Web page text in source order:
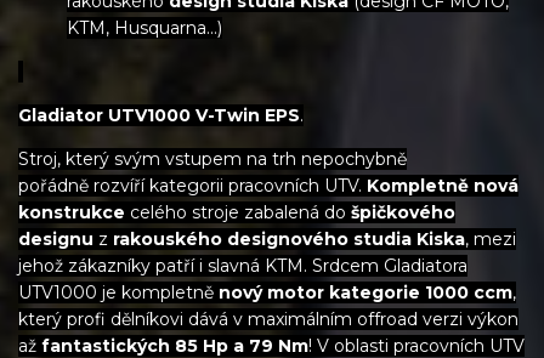
KTM, Husquarna...)
Gladiator UTV1000 V-Twin EPS.
Stroj, který svým vstupem na trh nepochybně
pořádně rozvíří kategorii pracovních UTV. Kompletně nová
konstrukce celého stroje zabalená do špičkového
designu z rakouského designového studia Kiska, mezi
jehož zákazníky patří i slavná KTM. Srdcem Gladiatora
UTV1000 je kompletně nový motor kategorie 1000 ccm,
který profi dělníkovi dává v maximálním offroad verzi výkon
až fantastických 85 Hp a 79 Nm! V oblasti pracovních UTV